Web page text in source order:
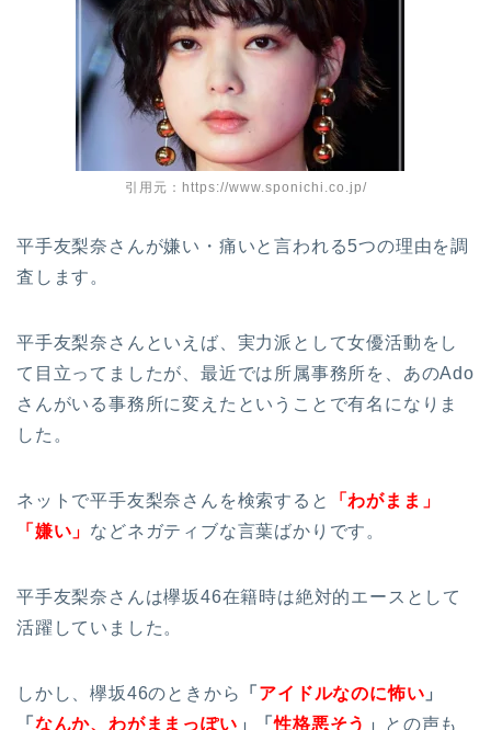
引用元：https://www.sponichi.co.jp/
平手友梨奈さんが嫌い・痛いと言われる5つの理由を調
査します。
平手友梨奈さんといえば、実力派として女優活動をし
て目立ってましたが、最近では所属事務所を、あのAdo
さんがいる事務所に変えたということで有名になりま
した。
ネットで平手友梨奈さんを検索すると
「わがまま」
「嫌い」 などネガティブな言葉ばかりです。
平手友梨奈さんは欅坂46在籍時は絶対的エースとして
活躍していました。
しかし、欅坂46のときから 「 アイドルなのに怖い 」
「 なんか、わがままっぽい 」「性格悪そう 」 との声も